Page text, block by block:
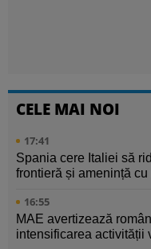
CELE MAI NOI
17:41
Spania cere Italiei să
frontieră și amenință cu
16:55
MAE avertizează
intensificarea activității